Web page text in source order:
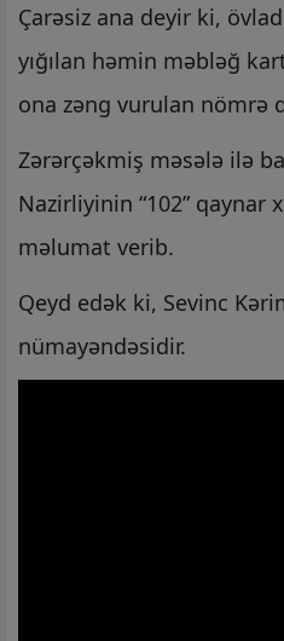
Çarəsiz ana deyir ki,
yığılan həmin məbləğ
ona zəng vurulan nömrə
Zərərçəkmiş məsələ ilə
Nazirliyinin “102” qaynar
məlumat verib.
Qeyd edək ki, Sevinc
nümayəndəsidir.